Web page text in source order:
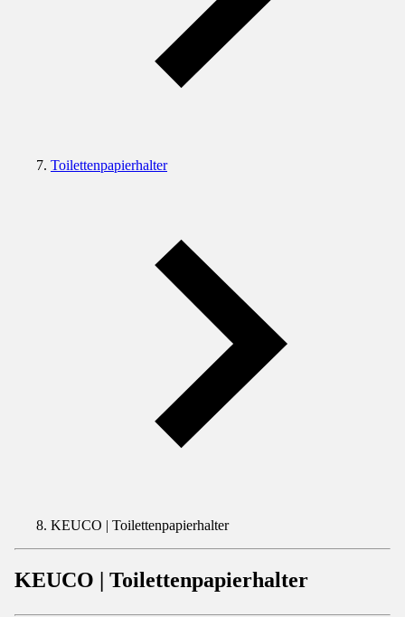
Toilettenpapierhalter
KEUCO | Toilettenpapierhalter
KEUCO | Toilettenpapierhalter